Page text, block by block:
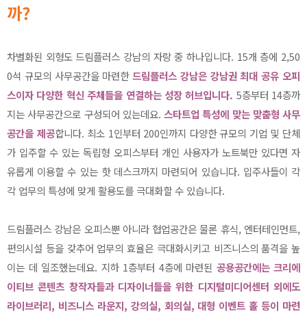
까?
차별화된 외형도 드림플러스 강남의 자랑 중 하나입니다. 15개 층에 2,50
0석 규모의 사무공간을 마련한드림플러스 강남은 강남권 최대 공유 오피
스이자 다양한 혁신 주체들을 연결하는 성장 허브입니다. 5층부터 14층까
지는 사무공간으로 구성되어 있는데요. 스타트업 특성에 맞는 맞춤형 사무
공간을 제공합니다. 최소 1인부터 200인까지 다양한 규모의 기업 및 단체
가 입주할 수 있는 독립형 오피스부터 개인 사용자가 노트북만 있다면 자
유롭게 이용할 수 있는 핫 데스크까지 마련되어 있습니다. 입주사들이 각
각 업무의 특성에 맞게 활용도를 극대화할 수 있습니다.
드림플러스 강남은 오피스뿐 아니라 협업공간은 물론 휴식, 엔터테인먼트,
편의시설 등을 갖추어 업무의 효율은 극대화시키고 비즈니스의 품격을 높
이는 데 일조했는데요. 지하 1층부터 4층에 마련된 공용공간에는 크리에
이티브 콘텐츠 창작자들과 디자이너들을 위한 디지털미디어센터 외에도
라이브러리, 비즈니스 라운지, 강의실, 회의실, 대형 이벤트 홀 등이 마련